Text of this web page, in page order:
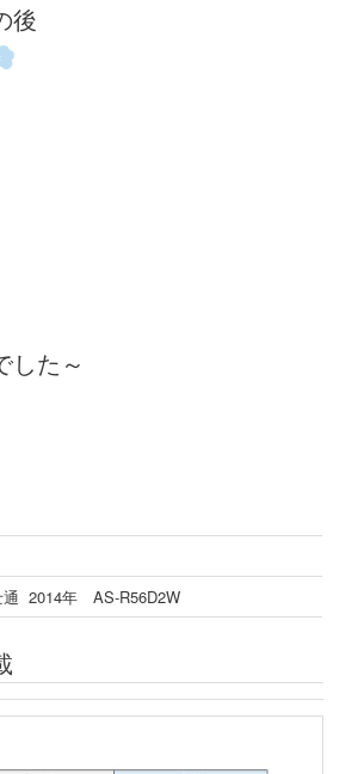
後
した～
通 2014年 AS-R56D2W